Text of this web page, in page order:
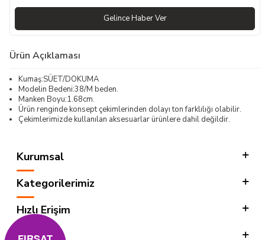
Gelince Haber Ver
Ürün Açıklaması
Kumaş:SÜET/DOKUMA
Modelin Bedeni:38/M beden.
Manken Boyu:1.68cm.
Ürün renginde konsept çekimlerinden dolayı ton farklılığı olabilir.
Çekimlerimizde kullanılan aksesuarlar ürünlere dahil değildir.
Kurumsal
Kategorilerimiz
Hızlı Erişim
Sosyal